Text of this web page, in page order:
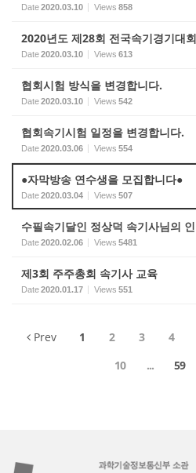
Date2020.03.10 Views 858
2020년도 제28회 전국속기경기대
Date2020.03.10 Views 613
협회시험 방식을 변경합니다.
Date2020.03.10 Views 542
협회속기시험 일정을 변경합니다.
Date2020.03.06 Views 554
●자막방송 연수생을 모집합니다●
Date2020.03.04 Views 507
수필속기달인 정상덕 속기사님의
Date2020.02.06 Views 5481
제3회 주주총회 속기사 교육
Date2020.01.17 Views 551
Prev 1 2 3 4
10
... 59